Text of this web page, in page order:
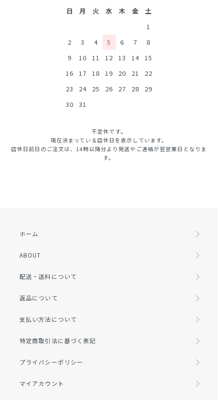
日 月 火 水 木 金
土
1
2
3 4 5 6 7
8
9
10 11 12 13 14
15
16
17 18 19 20 21
22
23
24 25 26 27 28
29
30
31
不定休です。
現在決まっている店休日を表示しています。
店休日前日のご注文は、14時以降分より発送やご連絡が翌営業日となりま
す。
ホーム
ABOUT
配送・送料について
返品について
支払い方法について
特定商取引法に基づく表記
プライバシーポリシー
マイアカウント